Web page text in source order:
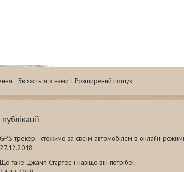
Зв'яжіться з нами Розширений пошук
GPS-трекер - стежимо за своїм автомобілем в онлайн-режимі
27.12.2018
Що таке Джамп Стартер і навіщо він потрібен